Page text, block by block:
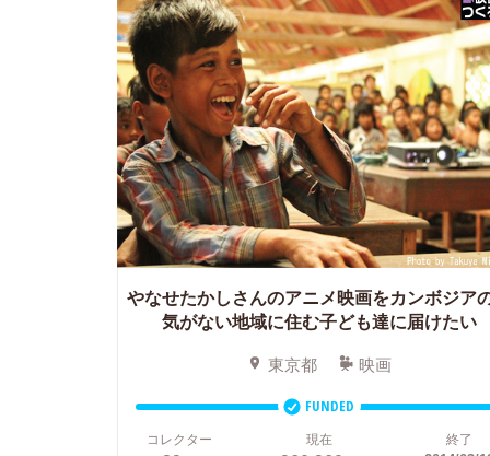
やなせたかしさんのアニメ映画をカンボジア
気がない地域に住む子ども達に届けたい
東京都 映画
FUNDED
コレクター
現在 終了